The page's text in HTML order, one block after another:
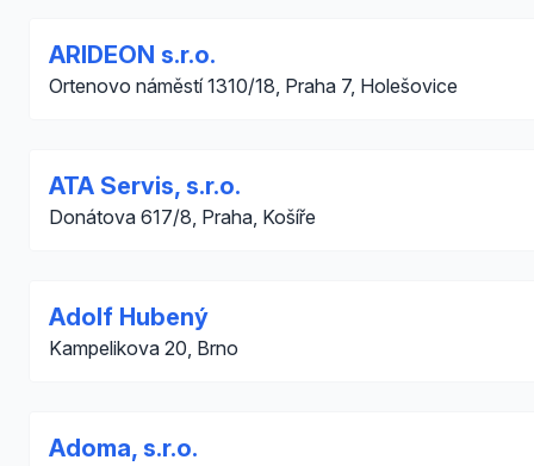
ARIDEON s.r.o.
Ortenovo náměstí 1310/18, Praha 7, Holešovice
ATA Servis, s.r.o.
Donátova 617/8, Praha, Košíře
Adolf Hubený
Kampelikova 20, Brno
Adoma, s.r.o.